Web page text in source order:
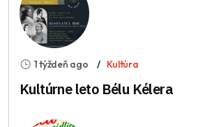
1 týždeň ago Kultúra
Kultúrne leto Bélu Kélera